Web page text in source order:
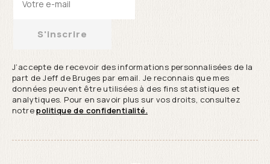
S'inscrire
J’accepte de recevoir des informations personnalisées de la
part de Jeff de Bruges par email. Je reconnais que mes
données peuvent être utilisées à des fins statistiques et
analytiques. Pour en savoir plus sur vos droits, consultez
notrepolitique de confidentialité.